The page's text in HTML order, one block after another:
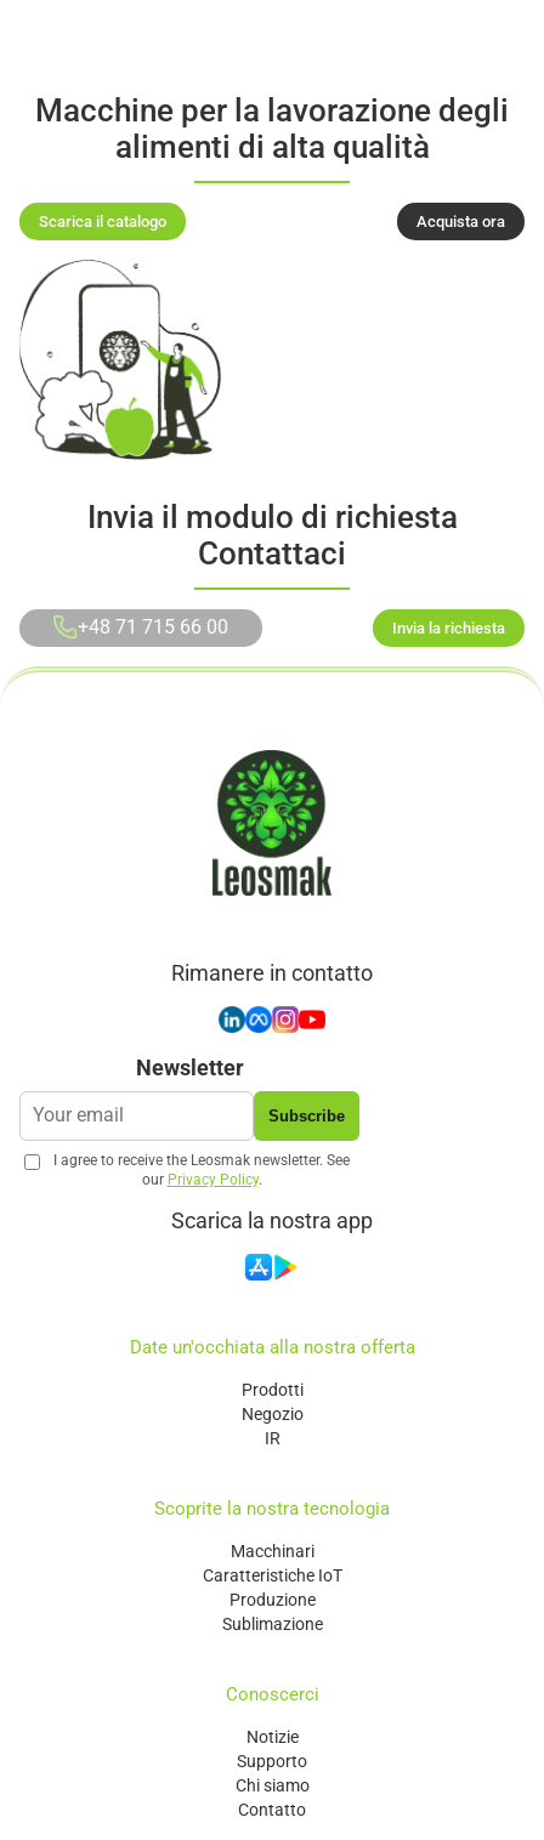
Macchine per la lavorazione degli
alimenti di alta qualità
Scarica il catalogo Acquista ora
Invia il modulo di richiesta
Contattaci
+48 71 715 66 00 Invia la richiesta
Rimanere in contatto
Newsletter
Subscribe
I agree to receive the Leosmak newsletter. See
our Privacy Policy.
Scarica la nostra app
Date un'occhiata alla nostra offerta
Prodotti
Negozio
IR
Scoprite la nostra tecnologia
Macchinari
Caratteristiche IoT
Produzione
Sublimazione
Conoscerci
Notizie
Supporto
Chi siamo
Contatto